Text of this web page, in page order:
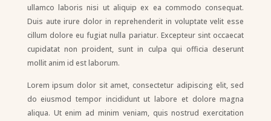
ullamco laboris nisi ut aliquip ex ea commodo consequat.
Duis aute irure dolor in reprehenderit in voluptate velit esse
cillum dolore eu fugiat nulla pariatur. Excepteur sint occaecat
cupidatat non proident, sunt in culpa qui officia deserunt
mollit anim id est laborum.
Lorem ipsum dolor sit amet, consectetur adipiscing elit, sed
do eiusmod tempor incididunt ut labore et dolore magna
aliqua. Ut enim ad minim veniam, quis nostrud exercitation